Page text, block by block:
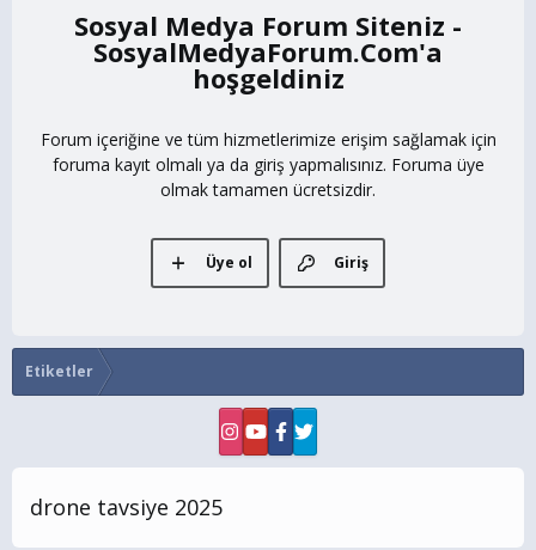
Sosyal Medya Forum Siteniz -
SosyalMedyaForum.Com
Forum içeriğine ve tüm hizmetlerimize erişim sağlamak için
foruma kayıt olmalı ya da giriş yapmalısınız. Foruma üye
olmak tamamen ücretsizdir.
Giriş
Üye ol
Etiketler
drone tavsiye 2025